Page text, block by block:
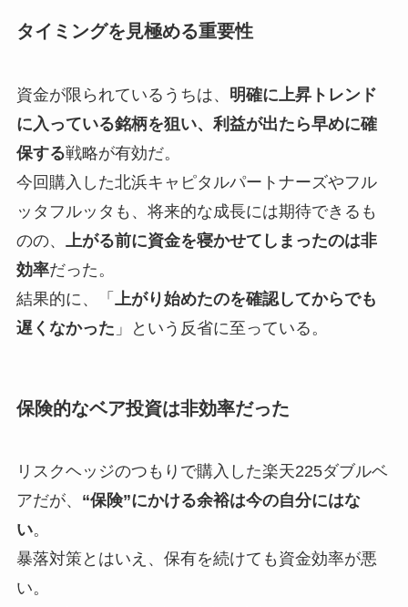
タイミングを見極める重要性
資金が限られているうちは、 明確に上昇トレンド
に入っている銘柄を狙い、利益が出たら早めに確
保する戦略が有効だ。
今回購入した北浜キャピタルパートナーズやフル
ッタフルッタも、将来的な成長には期待できるも
のの、
上がる前に資金を寝かせてしまったのは非
効率だった。
結果的に、「
上がり始めたのを確認してからでも
遅くなかった 」という反省に至っている。
保険的なベア投資は非効率だった
リスクヘッジのつもりで購入した楽天225ダブルベ
アだが、 “保険”にかける余裕は今の自分にはな
い。
暴落対策とはいえ、保有を続けても資金効率が悪
い。